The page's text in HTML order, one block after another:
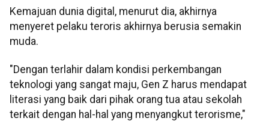
Kemajuan dunia digital, menurut dia, akhirnya
menyeret pelaku teroris akhirnya berusia semakin
muda.
"Dengan terlahir dalam kondisi perkembangan
teknologi yang sangat maju, Gen Z harus mendapat
literasi yang baik dari pihak orang tua atau sekolah
terkait dengan hal-hal yang menyangkut terorisme,"